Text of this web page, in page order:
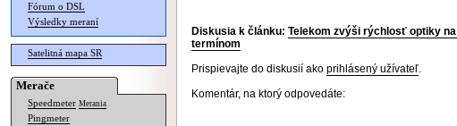
Fórum o DSL
Výsledky meraní
Satelitná mapa SR
Merače
Speedmeter Merania
Pingmeter
Diskusia k článku: Telekom zvýši rýchlosť optiky
termínom
Prispievajte do diskusií ako prihlásený užívateľ.
Komentár, na ktorý odpovedáte: